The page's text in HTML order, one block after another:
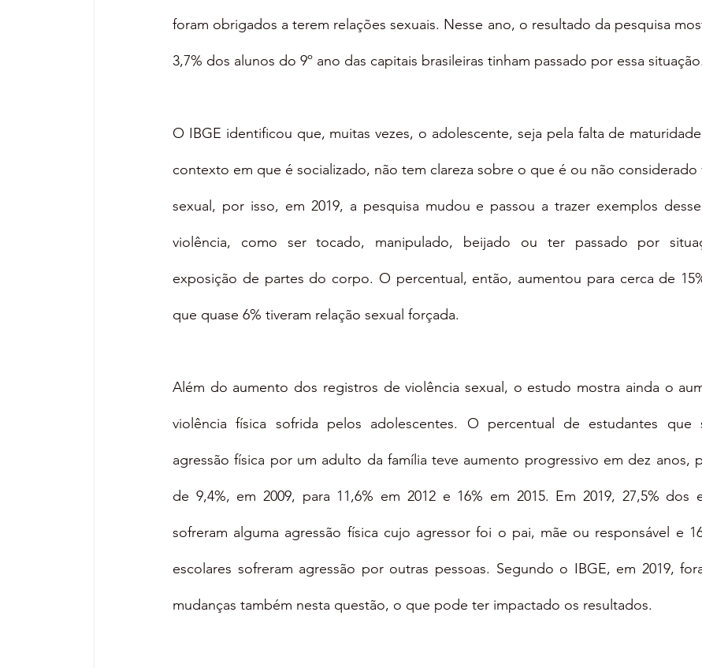
foram obrigados a terem relações sexuais. Nesse ano, o resultado da pesquisa
3,7% dos alunos do 9º ano das capitais brasileiras tinham passado por essa situação.
O IBGE identificou que, muitas vezes, o adolescente, seja pela falta de
contexto em que é socializado, não tem clareza sobre o que é ou não considerado
sexual, por isso, em 2019, a pesquisa mudou e passou a trazer exemplos
violência, como ser tocado, manipulado, beijado ou ter passado por
exposição de partes do corpo. O percentual, então, aumentou para cerca de
que quase 6% tiveram relação sexual forçada.
Além do aumento dos registros de violência sexual, o estudo mostra ainda o
violência física sofrida pelos adolescentes. O percentual de estudantes que
agressão física por um adulto da família teve aumento progressivo em dez anos,
de 9,4%, em 2009, para 11,6% em 2012 e 16% em 2015. Em 2019, 27,5% dos
sofreram alguma agressão física cujo agressor foi o pai, mãe ou responsável e
escolares sofreram agressão por outras pessoas. Segundo o IBGE, em 2019,
mudanças também nesta questão, o que pode ter impactado os resultados.